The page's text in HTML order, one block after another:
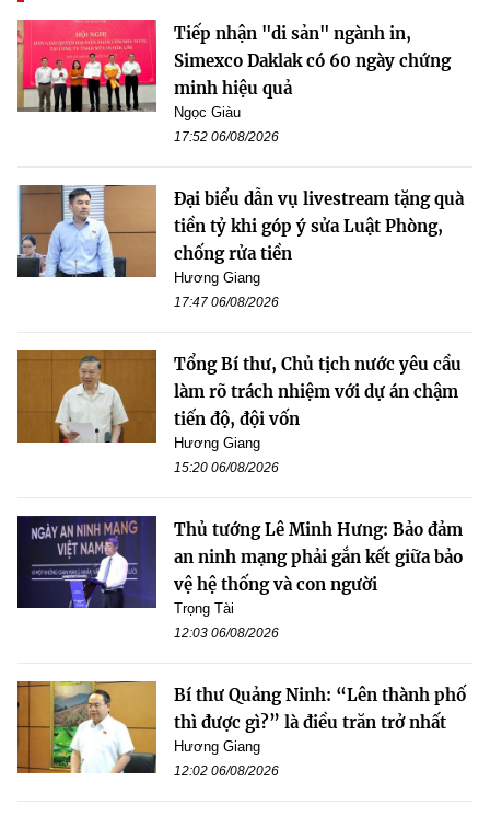
Tiếp nhận "di sản" ngành in,
Simexco Daklak có 60 ngày chứng
minh hiệu quả
Ngọc Giàu
17:52 06/08/2026
Đại biểu dẫn vụ livestream tặng quà
tiền tỷ khi góp ý sửa Luật Phòng,
chống rửa tiền
Hương Giang
17:47 06/08/2026
Tổng Bí thư, Chủ tịch nước yêu cầu
làm rõ trách nhiệm với dự án chậm
tiến độ, đội vốn
Hương Giang
15:20 06/08/2026
Thủ tướng Lê Minh Hưng: Bảo đảm
an ninh mạng phải gắn kết giữa bảo
vệ hệ thống và con người
Trọng Tài
12:03 06/08/2026
Bí thư Quảng Ninh: “Lên thành phố
thì được gì?” là điều trăn trở nhất
Hương Giang
12:02 06/08/2026